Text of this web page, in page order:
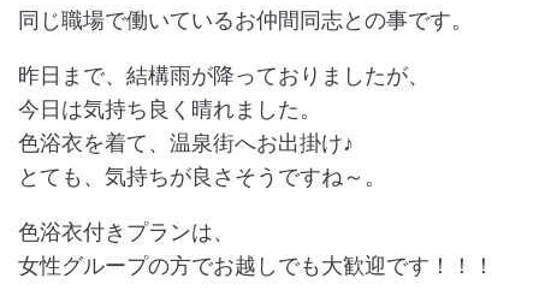
同じ職場で働いているお仲間同志との事です。
昨日まで、結構雨が降っておりましたが、
今日は気持ち良く晴れました。
色浴衣を着て、温泉街へお出掛け♪
とても、気持ちが良さそうですね～。
色浴衣付きプランは、
女性グループの方でお越しでも大歓迎です！！！